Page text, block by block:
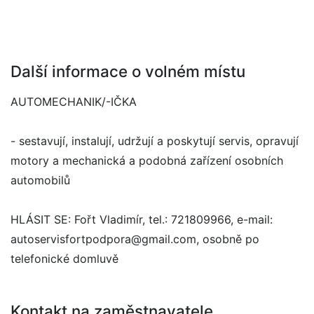
Další informace o volném místu
AUTOMECHANIK/-IČKA
- sestavují, instalují, udržují a poskytují servis, opravují
motory a mechanická a podobná zařízení osobních
automobilů
HLÁSIT SE: Fořt Vladimír, tel.: 721809966, e-mail:
autoservisfortpodpora@gmail.com, osobně po
telefonické domluvě